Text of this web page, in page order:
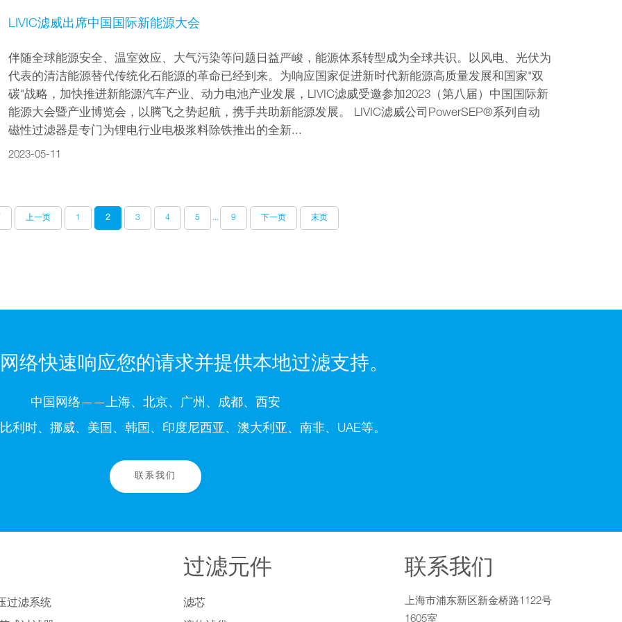
LIVIC滤威出席中国国际新能源大会
伴随全球能源安全、温室效应、大气污染等问题日益严峻，能源体系转型成为全球共识。以风电、光伏为
代表的清洁能源替代传统化石能源的革命已经到来。为响应国家促进新时代新能源高质量发展和国家"双
碳"战略，加快推进新能源汽车产业、动力电池产业发展，LIVIC滤威受邀参加2023（第八届）中国国际新
能源大会暨产业博览会，以腾飞之势起航，携手共助新能源发展。 LIVIC滤威公司PowerSEP®系列自动
磁性过滤器是专门为锂电行业电极浆料除铁推出的全新...
2023-05-11
上一页 1 2 3 4 5 ... 9 下一页 末页
络快速响应您的请求并提供本地过滤支持。
中国网络——上海、北京、广州、成都、西安
时、挪威、美国、韩国、印度尼西亚、澳大利亚、南非、UAE等。
联系我们
过滤系统
过滤元件
滤芯
联系我们
上海市浦东新区新金桥路1122号
1605室